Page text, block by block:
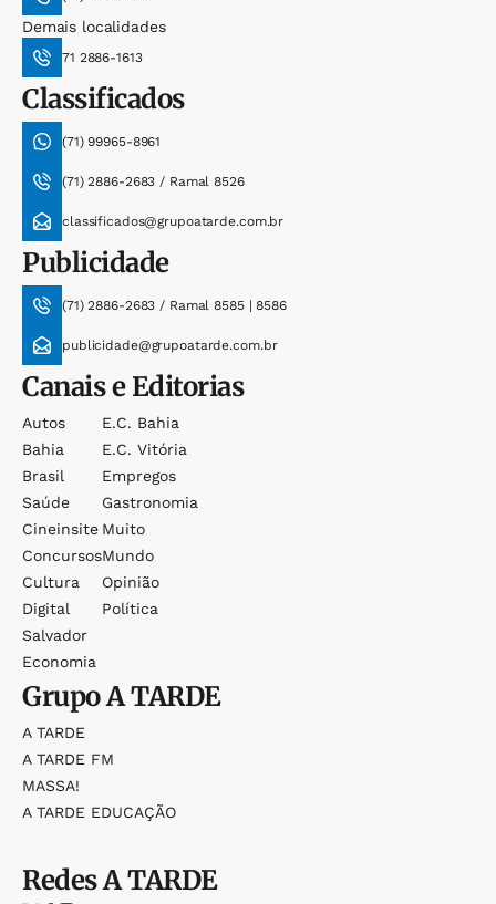
Demais localidades
71 2886-1613
Classificados
(71) 99965-8961
(71) 2886-2683 / Ramal 8526
classificados@grupoatarde.com.br
Publicidade
(71) 2886-2683 / Ramal 8585 | 8586
publicidade@grupoatarde.com.br
Canais e Editorias
Autos
Bahia
Brasil
Saúde
Cineinsite
Concursos
Cultura
Digital
Salvador
Economia
E.c. Bahia
E.c. Vitória
Empregos
Gastronomia
Muito
Mundo
Opinião
Política
GrupoA TARDE
A TARDE
A TARDE FM
MASSA!
A TARDE EDUCAÇÃO
RedesA TARDE